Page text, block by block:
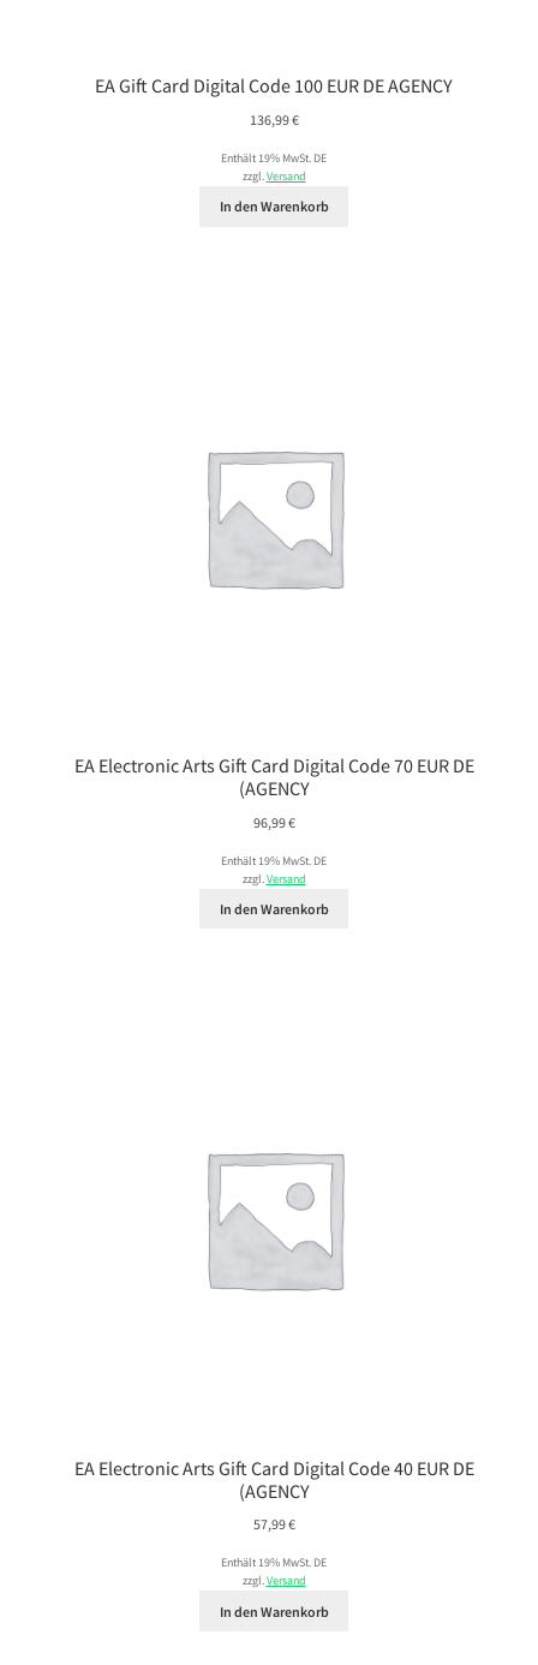
EA Gift Card Digital Code 100 EUR DE AGENCY
136,99€
Enthält 19% MwSt. DE
zzgl.Versand
In den Warenkorb
EA Electronic Arts Gift Card Digital Code 70 EUR DE
(AGENCY
96,99€
Enthält 19% MwSt. DE
zzgl.Versand
In den Warenkorb
EA Electronic Arts Gift Card Digital Code 40 EUR DE
(AGENCY
57,99€
Enthält 19% MwSt. DE
zzgl.Versand
In den Warenkorb